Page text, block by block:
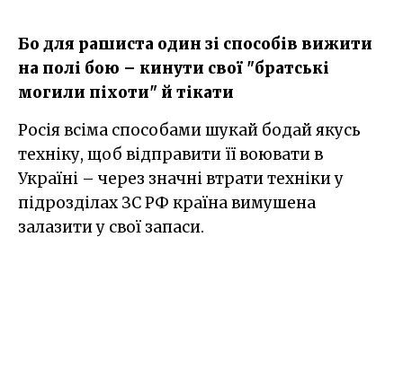
Бо для рашиста один зі способів вижити
на полі бою – кинути свої "братські
могили піхоти" й тікати
Росія всіма способами шукай бодай якусь
техніку, щоб відправити її воювати в
Україні – через значні втрати техніки у
підрозділах ЗС РФ країна вимушена
залазити у свої запаси.